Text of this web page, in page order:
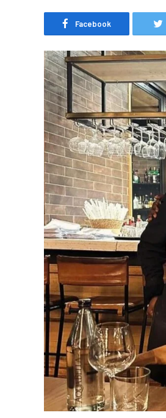
Facebook